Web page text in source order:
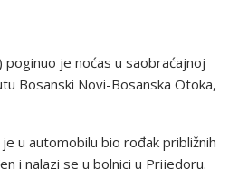
poginuo je noćas u saobraćajnoj
Bosanski Novi-Bosanska Otoka,
u automobilu bio rođak približnih
i nalazi se u bolnici u Prijedoru.